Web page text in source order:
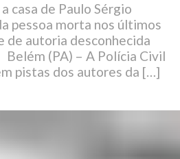
casa de Paulo Sérgio
pessoa morta nos últimos
de autoria desconhecida
(PA) – A Polícia Civil
pistas dos autores da […]